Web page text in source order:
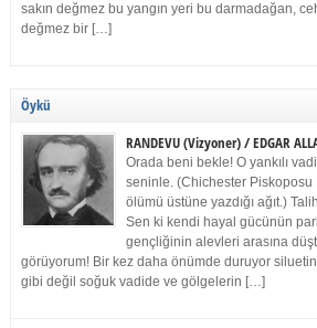
sakın değmez bu yangın yeri bu darmadağan,
değmez bir […]
Öykü
RANDEVU (Vizyoner) / EDGAR
Orada beni bekle! O yankılı
seninle. (Chichester Piskoposu
ölümü üstüne yazdığı ağıt.)
Sen ki kendi hayal gücünün
gençliğinin alevleri arasına
görüyorum! Bir kez daha önümde duruyor
gibi değil soğuk vadide ve gölgelerin […]